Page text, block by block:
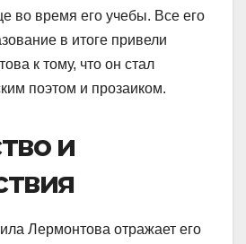
во время его учебы. Все его
в итоге привели
к тому, что он стал
поэтом и прозаиком.
и
Лермонтова отражает его